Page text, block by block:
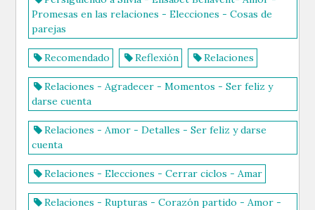
Promesas en las relaciones - Elecciones - Cosas de
parejas
Recomendado Reflexión Relaciones
Relaciones - Agradecer - Momentos - Ser feliz y
darse cuenta
Relaciones - Amor - Detalles - Ser feliz y darse
cuenta
Relaciones - Elecciones - Cerrar ciclos - Amar
Relaciones - Rupturas - Corazón partido - Amor -